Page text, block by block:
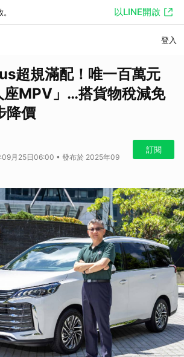
以LINE開啟
登入
超規滿配！唯一百萬元
座MPV」…搭貨物稅減免
降價
09月25日06:00 • 發布於 2025年09
訂閱